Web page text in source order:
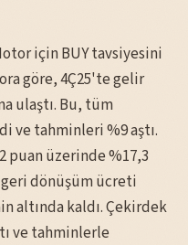
için BUY tavsiyesini
göre, 4Ç25'te gelir
ulaştı. Bu, tüm
ve tahminleri %9 aştı.
puan üzerinde %17,3
dönüşüm ücreti
altında kaldı. Çekirdek
ve tahminlerle